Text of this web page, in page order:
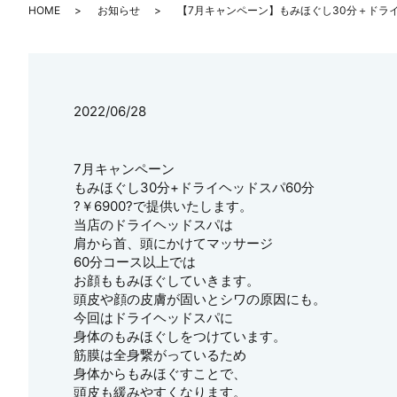
HOME お知らせ 【7月キャンペーン】もみほぐし30分＋ドラ
2022/06/28
7月キャンペーン
もみほぐし30分+ドライヘッドスパ60分
?￥6900?で提供いたします。
当店のドライヘッドスパは
肩から首、頭にかけてマッサージ
60分コース以上では
お顔ももみほぐしていきます。
頭皮や顔の皮膚が固いとシワの原因にも。
今回はドライヘッドスパに
身体のもみほぐしをつけています。
筋膜は全身繋がっているため
身体からもみほぐすことで、
頭皮も緩みやすくなります。